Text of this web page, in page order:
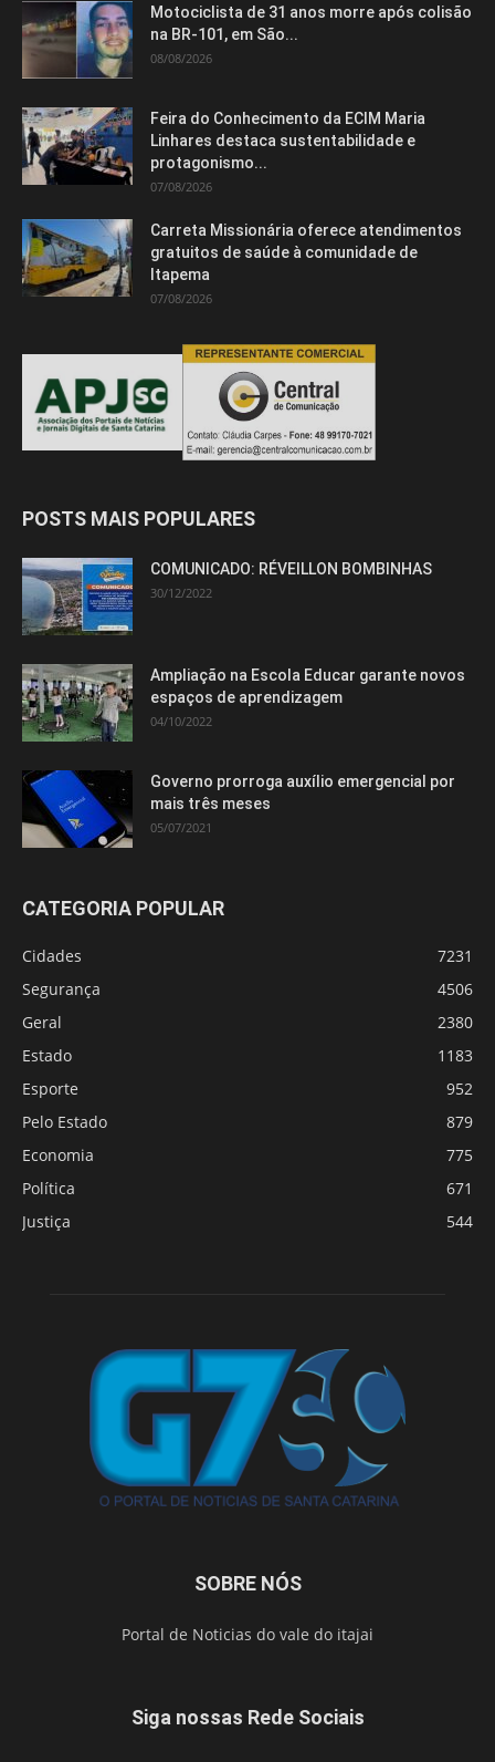
Motociclista de 31 anos morre após colisão
na BR-101, em São...
08/08/2026
Feira do Conhecimento da ECIM Maria
Linhares destaca sustentabilidade e
protagonismo...
07/08/2026
Carreta Missionária oferece atendimentos
gratuitos de saúde à comunidade de
Itapema
07/08/2026
POSTS MAIS POPULARES
COMUNICADO: RÉVEILLON BOMBINHAS
30/12/2022
Ampliação na Escola Educar garante novos
espaços de aprendizagem
04/10/2022
Governo prorroga auxílio emergencial por
mais três meses
05/07/2021
CATEGORIA POPULAR
Cidades
7231
Segurança
4506
Geral
2380
Estado
1183
Esporte
952
Pelo Estado
879
Economia
775
Política
671
Justiça
544
SOBRE NÓS
Portal de Noticias do vale do itajai
Siga nossas Rede Sociais